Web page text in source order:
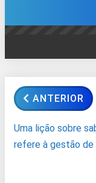
ANTERIOR
Uma lição sobre
refere à gestão